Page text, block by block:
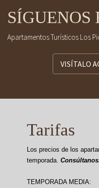
SÍGUENOS
Apartamentos Turísticos Los
VISÍTALO
Tarifas
Los precios de los
temporada.
TEMPORADA MEDIA: